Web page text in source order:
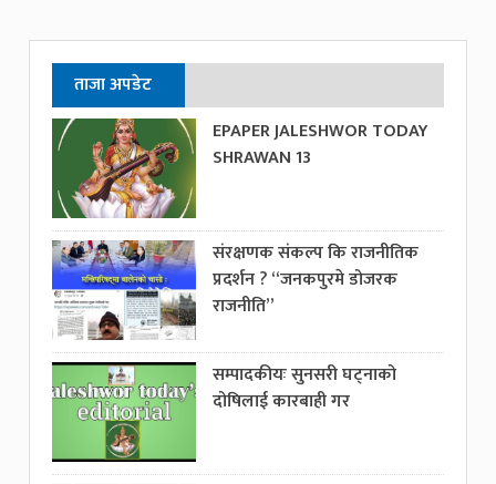
ताजा अपडेट
EPAPER JALESHWOR TODAY
SHRAWAN 13
संरक्षणक संकल्प कि राजनीतिक
प्रदर्शन ? “जनकपुरमे डोजरक
राजनीति”
सम्पादकीयः सुनसरी घट्नाको
दोषिलाई कारबाही गर